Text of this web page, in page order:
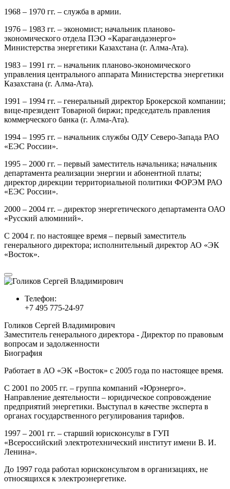
1968 – 1970 гг. – служба в армии.
1976 – 1983 гг. – экономист; начальник планово-
экономического отдела ПЭО «Карагандаэнерго»
Министерства энергетики Казахстана (г. Алма-Ата).
1983 – 1991 гг. – начальник планово-экономического
управления центрального аппарата Министерства энергетики
Казахстана (г. Алма-Ата).
1991 – 1994 гг. – генеральный директор Брокерской компании;
вице-президент Товарной биржи; председатель правления
коммерческого банка (г. Алма-Ата).
1994 – 1995 гг. – начальник службы ОДУ Северо-Запада РАО
«ЕЭС России».
1995 – 2000 гг. – первый заместитель начальника; начальник
департамента реализации энергии и абонентной платы;
директор дирекции территориальной политики ФОРЭМ РАО
«ЕЭС России».
2000 – 2004 гг. – директор энергетического департамента ОАО
«Русский алюминий».
С 2004 г. по настоящее время – первый заместитель
генерального директора; исполнительный директор АО «ЭК
«Восток».
Телефон:
+7 495 775-24-97
Голиков Сергей Владимирович
Заместитель генерального директора - Директор по правовым
вопросам и задолженности
Биография
Работает в АО «ЭК «Восток» с 2005 года по настоящее время.
С 2001 по 2005 гг. – группа компаний «Юрэнерго».
Направление деятельности – юридическое сопровождение
предприятий энергетики. Выступал в качестве эксперта в
органах государственного регулирования тарифов.
1997 – 2001 гг. – старший юрисконсульт в ГУП
«Всероссийский электротехнический институт имени В. И.
Ленина».
До 1997 года работал юрисконсультом в организациях, не
относящихся к электроэнергетике.